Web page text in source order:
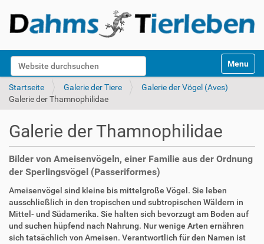
Website durchsuchen
k
Toggle
Startseite Galerie der Tiere
Galerie der Vögel (Aves)
Galerie der Thamnophilidae
Galerie der Thamnophilidae
Bilder von Ameisenvögeln, einer Familie aus der Ordnung
der Sperlingsvögel (Passeriformes)
Ameisenvögel sind kleine bis mittelgroße Vögel. Sie leben
ausschließlich in den tropischen und subtropischen Wäldern in
Mittel- und Südamerika. Sie halten sich bevorzugt am Boden auf
und suchen hüpfend nach Nahrung. Nur wenige Arten ernähren
sich tatsächlich von Ameisen. Verantwortlich für den Namen ist